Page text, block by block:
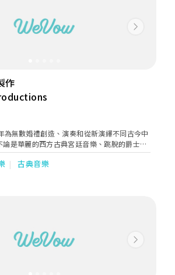
Next
作
為無數婚禮創造、演奏和從新演繹不同古今中
是華麗的西方古典宮廷音樂、跳脫的爵士搖
歌等，都由我們的專業團隊細心安排和演繹，
的氣氛，讓婚禮更有聲有色。
古典音樂
Next